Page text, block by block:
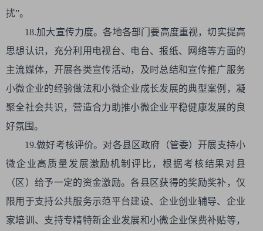
扰”。
18.加大宣传力度。各地各部门要高度重视，切实提高
思想认识，充分利用电视台、电台、报纸、网络等方面的
主流媒体，开展各类宣传活动，及时总结和宣传推广服务
小微企业的经验做法和小微企业成长发展的典型案例，凝
聚全社会共识，营造合力助推小微企业平稳健康发展的良
好氛围。
19.做好考核评价。对各县区政府（管委）开展支持小
微企业高质量发展激励机制评比，根据考核结果对县
（区）给予一定的资金激励。各县区获得的奖励奖补，仅
限用于支持公共服务示范平台建设、企业创业辅导、企业
家培训、支持专精特新企业发展和小微企业保费补贴等，